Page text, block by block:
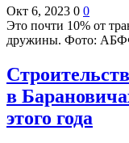
Окт 6, 2023 0 0
Это почти 10% от
дружины. Фото:
в
этого года